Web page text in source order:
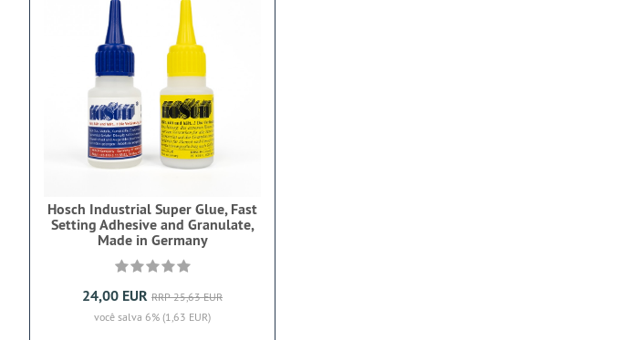
Hosch Industrial Super Glue, Fast
Setting Adhesive and Granulate,
Made in Germany
24,00 EUR RRP 25,63 EUR
você salva 6% (1,63 EUR)